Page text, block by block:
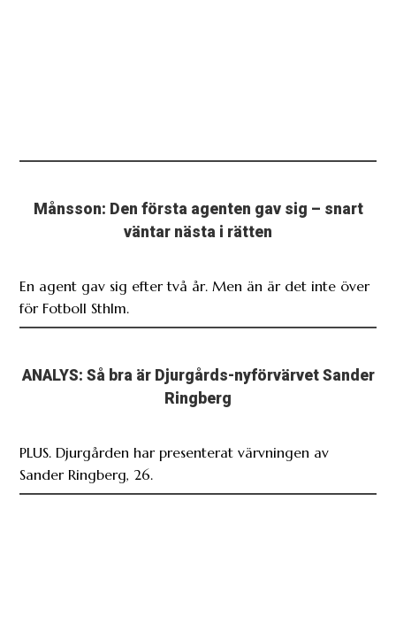
Månsson: Den första agenten gav sig – snart
väntar nästa i rätten
En agent gav sig efter två år. Men än är det inte över
för Fotboll Sthlm.
ANALYS: Så bra är Djurgårds-nyförvärvet Sander
Ringberg
PLUS. Djurgården har presenterat värvningen av
Sander Ringberg, 26.